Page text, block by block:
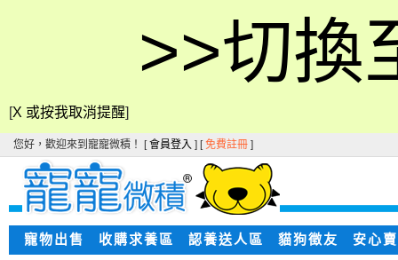
>>切換
[X 或按我取消提醒]
您好，歡迎來到寵寵微積！ [會員登入 ] [免費註冊 ]
寵物出售 收購求養區 認養送人區 貓狗徵友 安心